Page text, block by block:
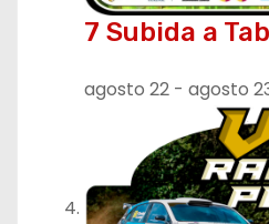
7 Subida a
agosto 22 - agosto